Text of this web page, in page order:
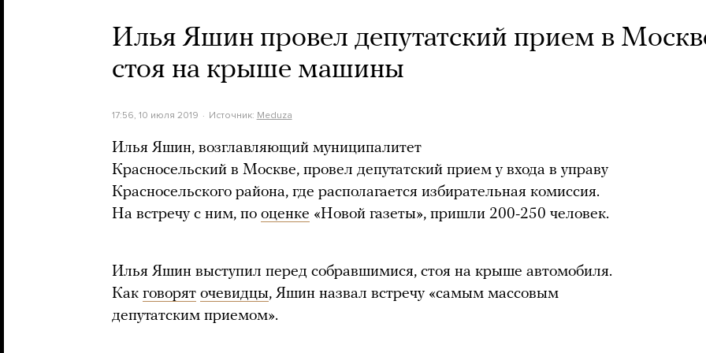
Илья Яшин провел депутатский прием в
стоя на крыше машины
17:56, 10 июля 2019 Источник: Meduza
Илья Яшин, возглавляющий муниципалитет
Красносельский в Москве, провел депутатский прием у входа в управу
Красносельского района, где располагается избирательная комиссия.
На встречу с ним, по оценке «Новой газеты», пришли 200-250 человек.
Илья Яшин выступил перед собравшимися, стоя на крыше автомобиля.
Как говорят очевидцы, Яшин назвал встречу «самым массовым
депутатским приемом».